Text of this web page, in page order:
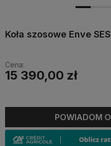
Koła szosowe Enve
Cena:
15 390,00 zł
POWIADOM